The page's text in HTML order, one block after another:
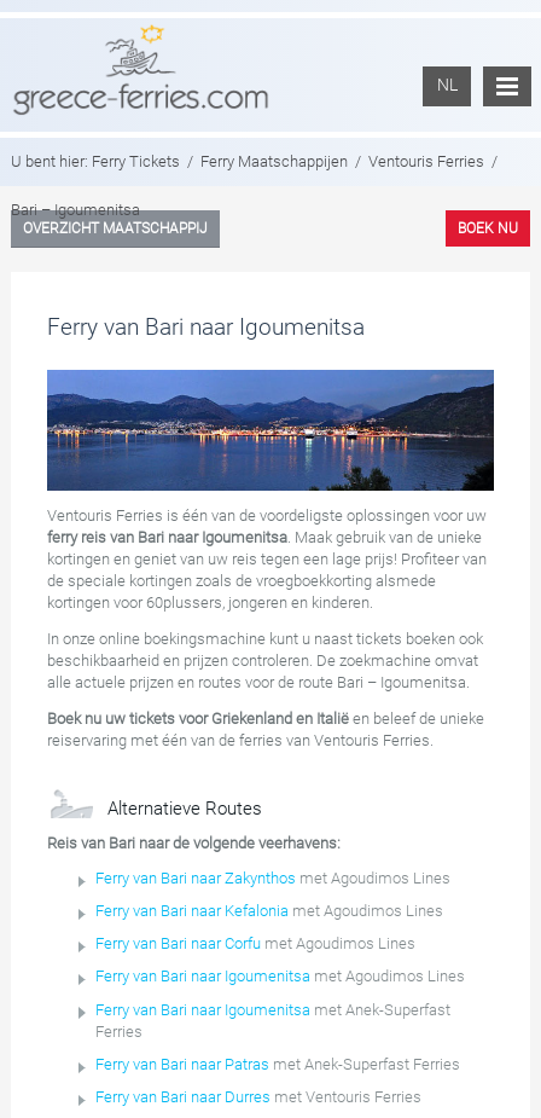
NL
U bent hier: Ferry Tickets / Ferry Maatschappijen / Ventouris Ferries /
Bari – Igoumenitsa
OVERZICHT MAATSCHAPPIJ BOEK NU
Ferry van Bari naar Igoumenitsa
Ventouris Ferries is één van de voordeligste oplossingen voor uw
ferry reis van Bari naar Igoumenitsa. Maak gebruik van de unieke
kortingen en geniet van uw reis tegen een lage prijs! Profiteer van
de speciale kortingen zoals de vroegboekkorting alsmede
kortingen voor 60plussers, jongeren en kinderen.
In onze online boekingsmachine kunt u naast tickets boeken ook
beschikbaarheid en prijzen controleren. De zoekmachine omvat
alle actuele prijzen en routes voor de route Bari – Igoumenitsa.
Boek nu uw tickets voor Griekenland en Italiëen beleef de unieke
reiservaring met één van de ferries van Ventouris Ferries.
Alternatieve Routes
Reis van Bari naar de volgende veerhavens:
Ferry van Bari naar Zakynthos met Agoudimos Lines
Ferry van Bari naar Kefalonia met Agoudimos Lines
Ferry van Bari naar Corfumet Agoudimos Lines
Ferry van Bari naar Igoumenitsa met Agoudimos Lines
Ferry van Bari naar Igoumenitsa met Anek-Superfast
Ferries
Ferry van Bari naar Patras met Anek-Superfast Ferries
Ferry van Bari naar Durres met Ventouris Ferries